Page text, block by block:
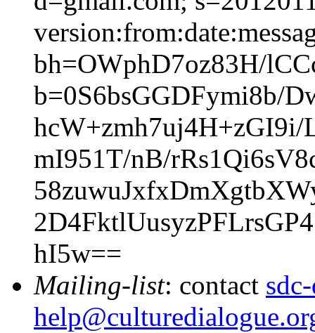
bh=OWphD7oz83H/
b=0S6bsGGDFymi8b/
mI951T/nB/
hI5w==
Mailing-list: contact